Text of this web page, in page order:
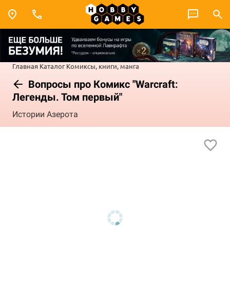
Главная Каталог Комиксы, книги, манга
Вопросы про Комикс "Warcraft:
Легенды. Том первый"
Истории Азерота